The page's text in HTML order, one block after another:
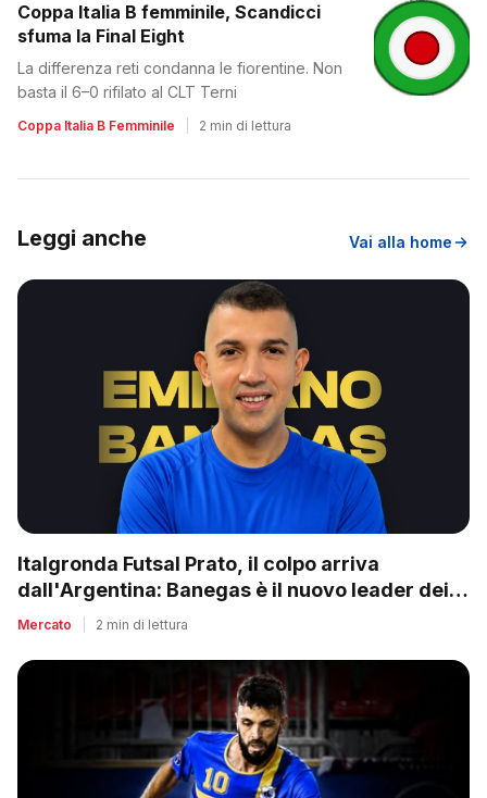
Coppa Italia B femminile, Scandicci
sfuma la Final Eight
La differenza reti condanna le fiorentine. Non
basta il 6–0 rifilato al CLT Terni
Coppa Italia B Femminile 2 min di lettura
Leggi anche Vai alla home
Italgronda Futsal Prato, il colpo arriva
dall'Argentina: Banegas è il nuovo leader dei
biancazzurri
Mercato 2 min di lettura